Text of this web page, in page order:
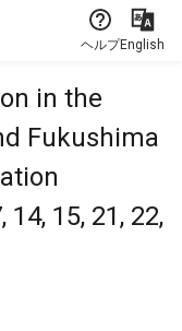
ヘルプEnglish
in the
Fukushima
15, 21, 22,